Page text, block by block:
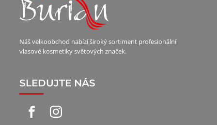
Náš velkoobchod nabízí široký sortiment profesionální
vlasové kosmetiky světových značek.
SLEDUJTE NÁS